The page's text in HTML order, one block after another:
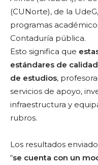
(CUNorte), de la
programas
Contaduría pública.
Esto significa que
estándares de
de estudios,
servicios de apoyo,
infraestructura y
rubros.
Los resultados
“se cuenta con un